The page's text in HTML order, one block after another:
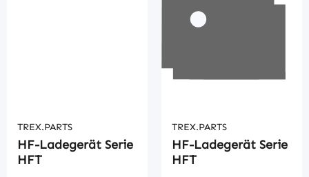
TREX.PARTS
HF-Ladegerät Serie
HFT
TREX.PARTS
HF-Ladegerät Serie
HFT